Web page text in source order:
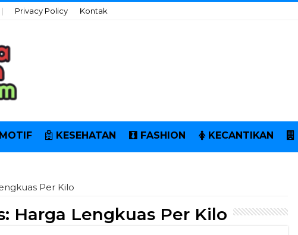
Privacy Policy Kontak
KESEHATAN FASHION KECANTIKAN
Per Kilo
Harga Lengkuas Per Kilo